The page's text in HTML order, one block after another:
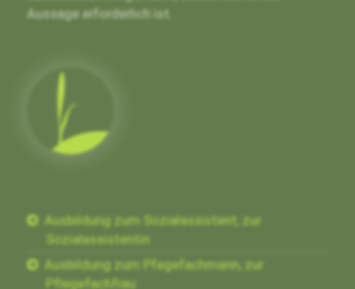
Aussage erforderlich ist.
Ausbildung zum Sozialassistent, zur
Sozialassistentin
Ausbildung zum Pfegefachmann, zur
Pflegefachfrau